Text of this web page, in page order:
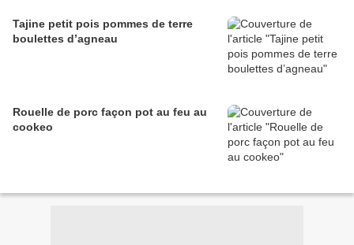
Tajine petit pois pommes de terre
boulettes d’agneau
Rouelle de porc façon pot au feu au
cookeo